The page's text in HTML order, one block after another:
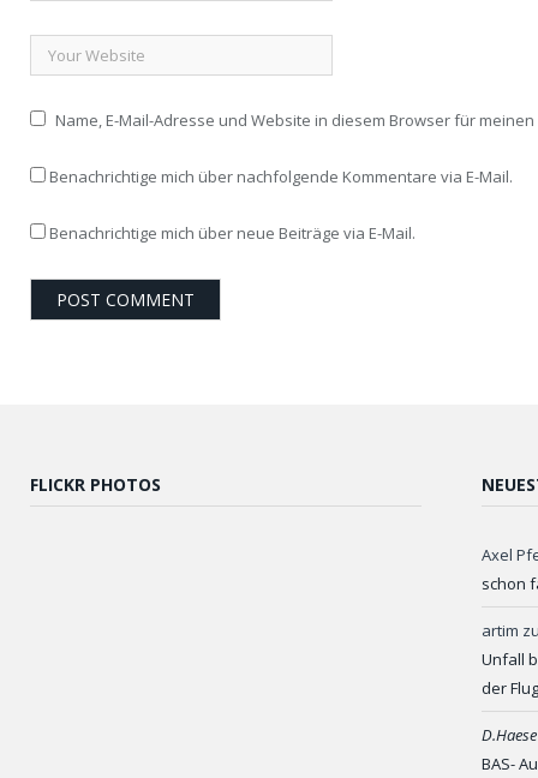
Name, E-Mail-Adresse und Website in diesem Browser für
Benachrichtige mich über nachfolgende Kommentare via E-Mail.
Benachrichtige mich über neue Beiträge via E-Mail.
FLICKR PHOTOS
Axel
schon
artim
Unfall
der
BAS-